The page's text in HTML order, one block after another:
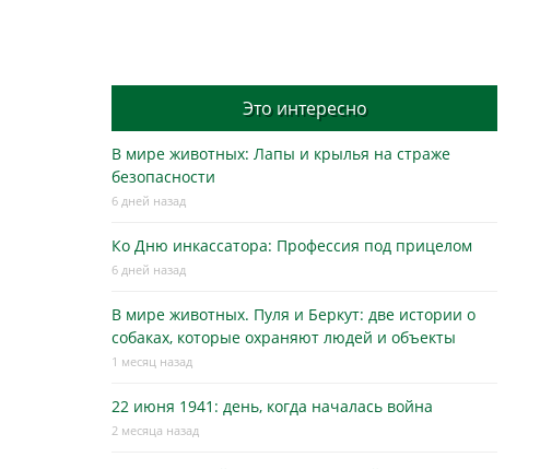
Это интересно
В мире животных: Лапы и крылья на страже
безопасности
6 дней назад
Ко Дню инкассатора: Профессия под прицелом
6 дней назад
В мире животных. Пуля и Беркут: две истории о
собаках, которые охраняют людей и объекты
1 месяц назад
22 июня 1941: день, когда началась война
2 месяца назад